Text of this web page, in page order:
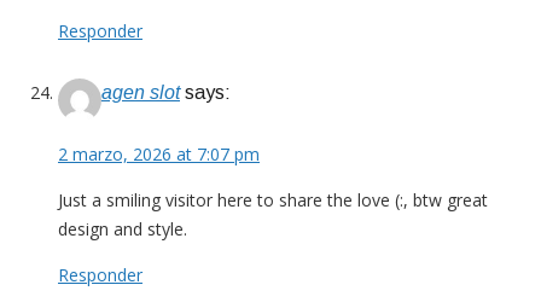
Responder
agen slot says:
2 marzo, 2026 at 7:07 pm
Just a smiling visitor here to share the love (:, btw great
design and style.
Responder